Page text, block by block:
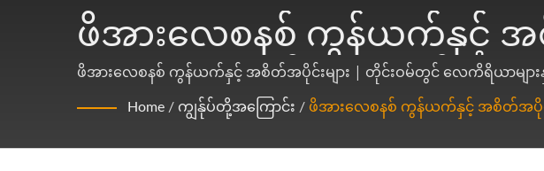
ဖိအားလေစနစ် ကွန်ယက်နှင့် အ
ကိရိယာများနှင့် လေထုတ်ကိရိယ
Gison
ဖိအားလေစနစ် ကွန်ယက်နှင့် အစိတ်အပိုင်းများ | တိုင်းဝမ်တွင် လေကိရိယာမျ
Home / ကျွန်ုပ်တို့အကြောင်း / ဖိအားလေစနစ် ကွန်ယက်နှင့် အစိတ်အပိုင်း